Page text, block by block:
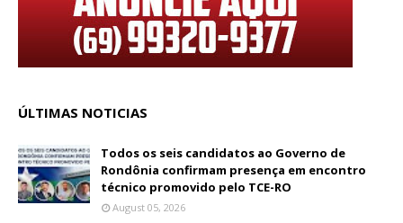
ÚLTIMAS NOTICIAS
Todos os seis candidatos ao Governo de
Rondônia confirmam presença em encontro
técnico promovido pelo TCE-RO
August 05, 2026